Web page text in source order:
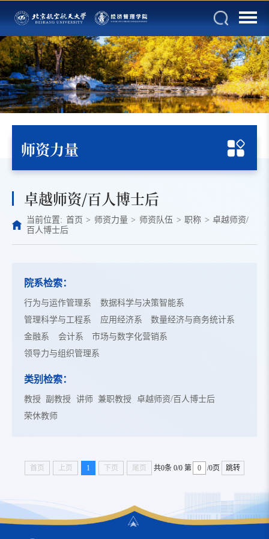
师资力量
卓越师资/百人博士后
当前位置: 首页 > 师资力量 > 师资队伍 > 职称 > 卓越师资/
百人博士后
院系检索：
行为与运作管理系
数据科学与决策智能系
管理科学与工程系
应用经济系
数量经济与商务统计系
金融系
会计系
市场与数字化营销系
领导力与组织管理系
类别检索：
教授 副教授 讲师 兼职教授 卓越师资/百人博士后
荣休教师
首页 上页 1 下页 尾页 共0条 0/0 第 /0页 跳转